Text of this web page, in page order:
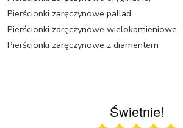
Pierścionki zaręczynowe pallad,
Pierścionki zaręczynowe wielokamieniowe,
Pierścionki zaręczynowe z diamentem
Świetnie!